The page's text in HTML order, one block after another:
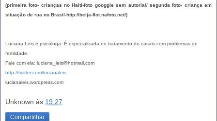
(primeira foto- crianças no Haiti-foto googgle sem autoria// segunda foto- criança em
situação de rua no Brasil-http://beija-flor.nafoto.net/)
Luciana Leis é psicóloga. É especializada no tratamento de casais com problemas de
fertilidade.
Fale com ela: luciana_leis@hotmail.com
http://twitter.com/lucianaleis
lucianaleis.wordpress.com
Unknown às 19:27
Compartilhar